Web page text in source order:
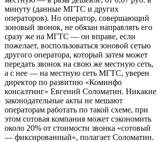
минуту (данные МГТС и других
операторов). Но оператор, совершающий
зоновый звонок, не обязан направлять его
сразу же на МГТС — он вправе, если
пожелает, воспользоваться зоновой сетью
другого оператора, который затем может
передать звонок на свою же местную сеть,
а с нее — на местную сеть МГТС, уверен
директор по развитию «Коминфо
консалтинг» Евгений Соломатин. Никакие
законодательные акты не мешают
операторам работать по такой схеме, при
этом сотовая компания может сэкономить
около 20% от стоимости звонка «сотовый
— фиксированный», полагает Соломатин.